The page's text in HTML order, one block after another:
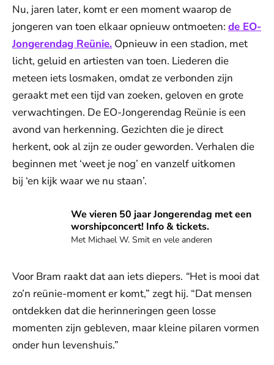
Nu, jaren later, komt er een moment waarop de
jongeren van toen elkaar opnieuw ontmoeten: de EO-
Jongerendag Reünie. Opnieuw in een stadion, met
licht, geluid en artiesten van toen. Liederen die
meteen iets losmaken, omdat ze verbonden zijn
geraakt met een tijd van zoeken, geloven en grote
verwachtingen. De EO-Jongerendag Reünie is een
avond van herkenning. Gezichten die je direct
herkent, ook al zijn ze ouder geworden. Verhalen die
beginnen met ‘weet je nog’ en vanzelf uitkomen
bij ‘en kijk waar we nu staan’.
We vieren 50 jaar Jongerendag met een
worshipconcert! Info & tickets.
Met Michael W. Smit en vele anderen
Beleef het mee!
Voor Bram raakt dat aan iets diepers. “Het is mooi dat
zo’n reünie-moment er komt,” zegt hij. “Dat mensen
ontdekken dat die herinneringen geen losse
momenten zijn gebleven, maar kleine pilaren vormen
onder hun levenshuis.”